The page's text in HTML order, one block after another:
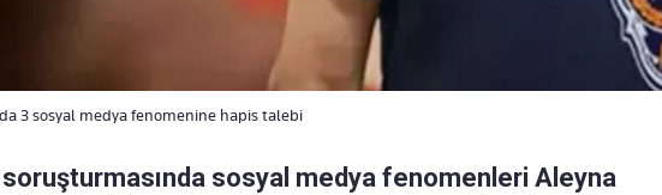
3 sosyal medya fenomenine hapis talebi
soruşturmasında sosyal medya fenomenleri Aleyna